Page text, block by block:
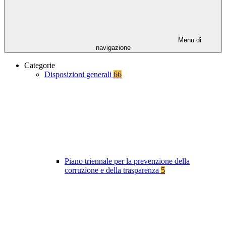
Menu di
navigazione
Categorie
Disposizioni generali 66
Piano triennale per la prevenzione della
corruzione e della trasparenza 5